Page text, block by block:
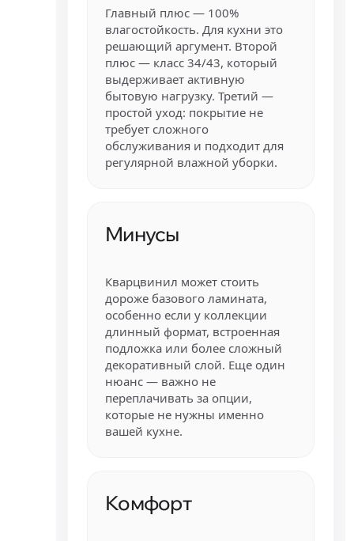
Главный плюс — 100%
влагостойкость. Для кухни это
решающий аргумент. Второй
плюс — класс 34/43, который
выдерживает активную
бытовую нагрузку. Третий —
простой уход: покрытие не
требует сложного
обслуживания и подходит для
регулярной влажной уборки.
Минусы
Кварцвинил может стоить
дороже базового ламината,
особенно если у коллекции
длинный формат, встроенная
подложка или более сложный
декоративный слой. Еще один
нюанс — важно не
переплачивать за опции,
которые не нужны именно
вашей кухне.
Комфорт